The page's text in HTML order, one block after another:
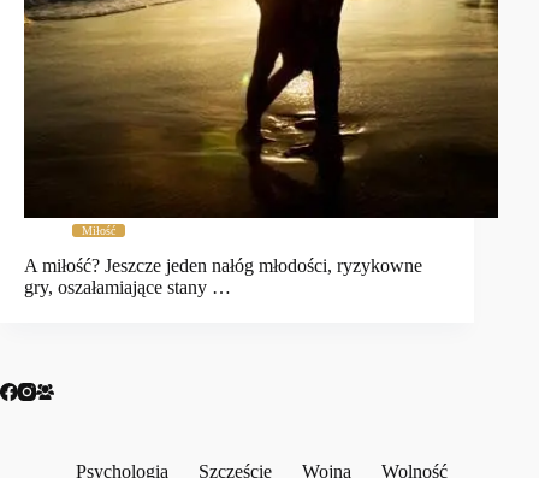
Miłość
A miłość? Jeszcze jeden nałóg młodości, ryzykowne
gry, oszałamiające stany …
Psychologia Szczęście Wojna Wolność